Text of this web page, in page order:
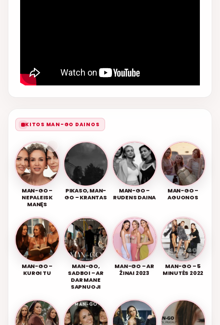
KITOS MAN-GO DAINOS
MAN-GO –
NEPALEISK
MANĘS
PIKASO, MAN-
GO – KRANTAS
MAN-GO –
RUDENS DAINA
MAN-GO –
AGUONOS
MAN-GO –
KURGI TU
MAN-GO,
SADBOI – AR
DAR MANE
SAPNUOJI
MAN-GO – AR
ŽINAI 2023
MAN-GO – 5
MINUTĖS 2022